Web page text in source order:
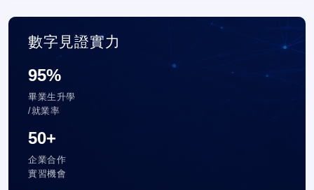
數字見證實力
95%
畢業生升學
/就業率
50+
企業合作
實習機會